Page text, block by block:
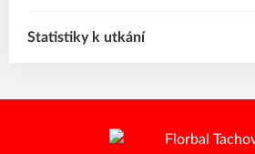
Statistiky k utkání